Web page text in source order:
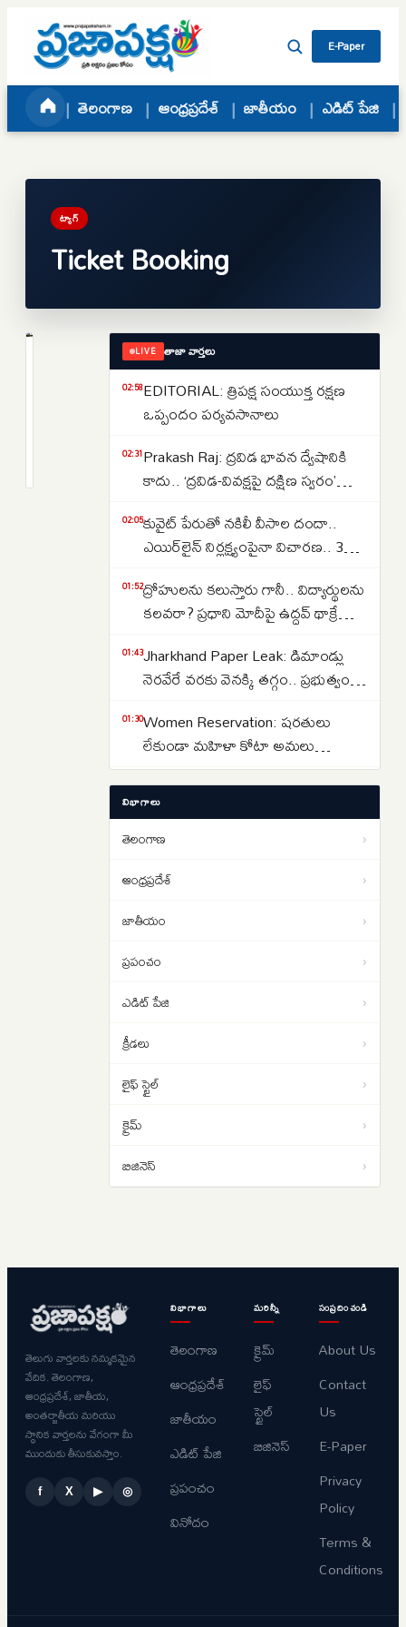
Skip to content
E-Paper
తెలంగాణ ఆంధ్రప్రదేశ్ జాతీయం ఎడిట్ పేజి
ట్యాగ్
Ticket Booking
చేయాలి..నిబంధనలు,
LIVE తాజా వార్తలు
02:58EDITORIAL: త్రిపక్ష సంయుక్త రక్షణ
ఒప్పందం పర్యవసానాలు
02:31Prakash Raj: ద్రవిడ భావన ద్వేషానికి
కాదు.. ‘ద్రవిడ-వివక్షపై దక్షిణ స్వరం’
02:05కువైట్ పేరుతో నకిలీ వీసాల దందా..
ఎయిర్‌లైన్ నిర్లక్ష్యంపైనా విచారణ.. 39
01:52ద్రోహులను కలుస్తారు గానీ.. విద్యార్థులను
కలవరా? ప్రధాని మోదీపై ఉద్ధవ్ థాక్రే
01:43Jharkhand Paper Leak: డిమాండ్లు
నెరవేరే వరకు వెనక్కి తగ్గం.. ప్రభుత్వంతో
01:30Women Reservation: షరతులు
లేకుండా మహిళా కోటా అమలు
చేయాలి.. రాహుల్ గాంధీ డిమాండ్
01:13Strait of Hormuz: హోర్ముజ్ జలసంధిని
తెరవాలంటే ఇరాన్‌తో ట్రంప్ రాజీ
పడాల్సిందే
ఇరాన్ యుద్ధం నుంచి బయటపడదాం..
ట్రంప్‌కు సెంట్కామ్ అధిపతి డాన్ కెయిన్
విభాగాలు
తెలంగాణ ›
ఆంధ్రప్రదేశ్ ›
జాతీయం ›
ప్రపంచం ›
ఎడిట్ పేజి ›
క్రీడలు ›
లైఫ్ స్టైల్ ›
క్రైమ్ ›
బిజినెస్ ›
తెలుగు వార్తలకు నమ్మకమైన
వేదిక. తెలంగాణ,
ఆంధ్రప్రదేశ్, జాతీయ,
అంతర్జాతీయ మరియు
స్థానిక వార్తలను వేగంగా మీ
ముందుకు తీసుకువస్తాం.
f X ▶ ◎
విభాగాలు
తెలంగాణ
ఆంధ్రప్రదేశ్
జాతీయం
ఎడిట్ పేజి
ప్రపంచం
వినోదం
మరిన్నీ
క్రైమ్
లైఫ్
స్టైల్
బిజినెస్
సంప్రదించండి
About Us
Contact
Us
E-Paper
Privacy
Policy
Terms &
Conditions